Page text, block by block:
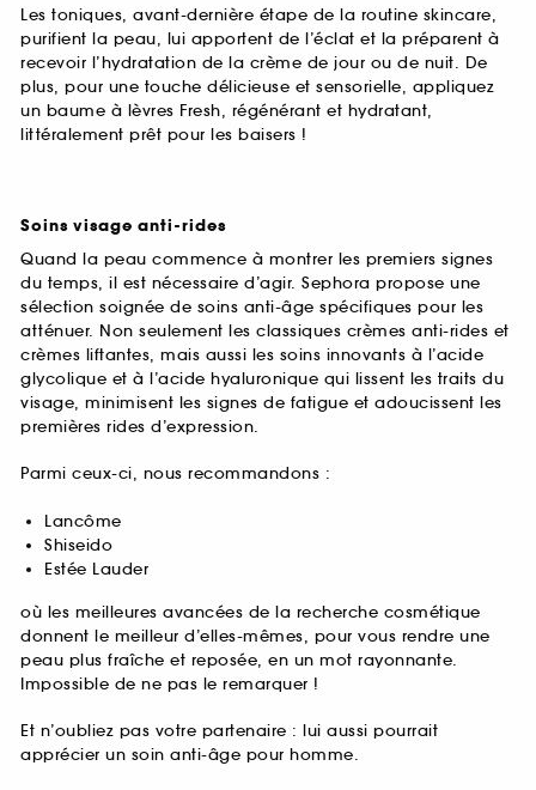
Les toniques, avant-dernière étape de la routine skincare,
purifient la peau, lui apportent de l’éclat et la préparent à
recevoir l’hydratation de la crème de jour ou de nuit. De
plus, pour une touche délicieuse et sensorielle, appliquez
un baume à lèvres Fresh, régénérant et hydratant,
littéralement prêt pour les baisers !
Soins visage anti-rides
Quand la peau commence à montrer les premiers signes
du temps, il est nécessaire d’agir. Sephora propose une
sélection soignée de soins anti-âge spécifiques pour les
atténuer. Non seulement les classiques crèmes anti-rides et
crèmes liftantes, mais aussi les soins innovants à l’acide
glycolique et à l’acide hyaluronique qui lissent les traits du
visage, minimisent les signes de fatigue et adoucissent les
premières rides d’expression.
Parmi ceux-ci, nous recommandons :
Lancôme
Shiseido
Estée Lauder
où les meilleures avancées de la recherche cosmétique
donnent le meilleur d’elles-mêmes, pour vous rendre une
peau plus fraîche et reposée, en un mot rayonnante.
Impossible de ne pas le remarquer !
Et n’oubliez pas votre partenaire : lui aussi pourrait
apprécier un soin anti-âge pour homme.